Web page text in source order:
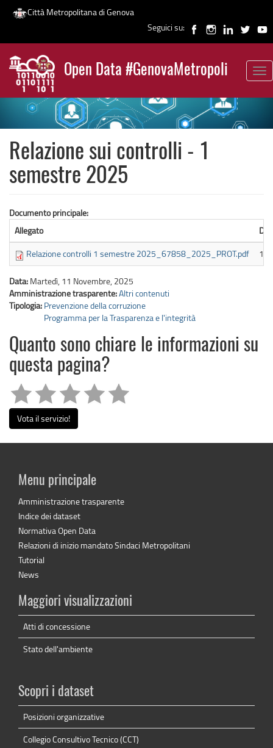
Salta
contenuto
principale
Città Metropolitana di Genova
Seguici su:
Open Data #GenovaMetropoli
News
Relazione sui controlli - 1
semestre 2025
Documento principale:
Allegato
Relazione controlli 1 semestre 2025_67858_2025_PROT.pdf
Data: Martedì, 11 Novembre, 2025
Amministrazione trasparente:Altri contenuti
Tipologia: Prevenzione della corruzione
Programma per la Trasparenza e l'integrità
Quanto sono chiare le informazioni su
questa pagina?
Vota il servizio!
Menu principale
Amministrazione trasparente
Indice dei dataset
Normativa Open Data
Relazioni di inizio mandato Sindaci Metropolitani
Tutorial
News
Maggiori visualizzazioni
Atti di concessione
Stato dell'ambiente
Scopri i dataset
Posizioni organizzative
Collegio Consultivo Tecnico (CCT)